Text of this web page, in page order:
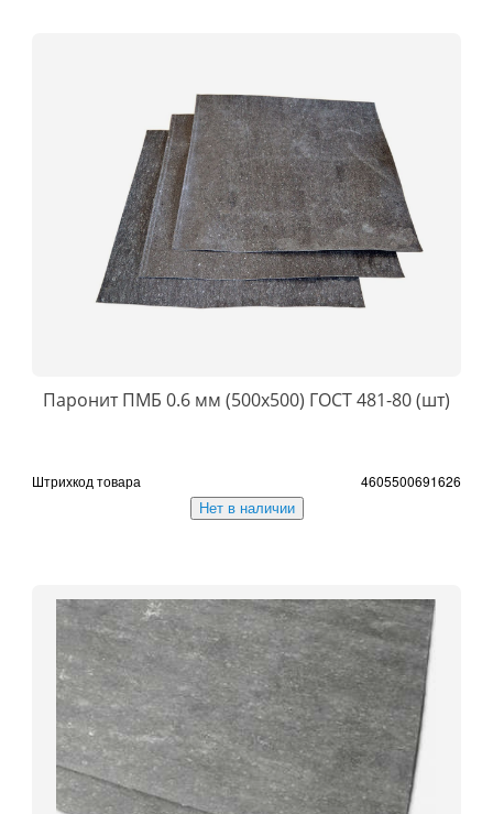
Паронит ПМБ 0.6 мм (500х500) ГОСТ 481-80 (шт)
Штрихкод товара 4605500691626
Нет в наличии